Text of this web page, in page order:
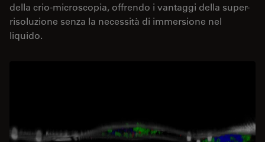
della crio-microscopia, offrendo i vantaggi della super-
risoluzione senza la necessità di immersione nel
liquido.